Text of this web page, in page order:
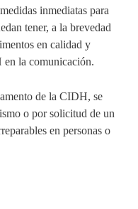
inmediatas para
tener, a la brevedad
en calidad y
en la comunicación.
de la CIDH, se
o por solicitud de un
en personas o